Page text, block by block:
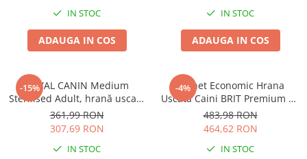
IN STOC
ADAUGA IN COS
IN STOC
ADAUGA IN COS
-15%
ROYAL CANIN Medium
Sterilised Adult, hrană uscată
câine sterilizat, 12kg
361,99 RON
307,69 RON
IN STOC
-4%
Pachet Economic Hrana
Uscata Caini BRIT Premium by
Nature Sensitive Miel si Orez
2x15kg
483,98 RON
464,62 RON
IN STOC